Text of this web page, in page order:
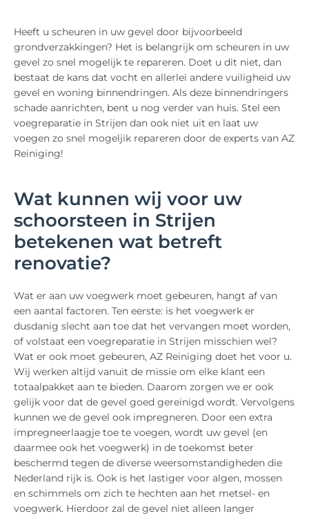
Heeft u scheuren in uw gevel door bijvoorbeeld
grondverzakkingen? Het is belangrijk om scheuren in uw
gevel zo snel mogelijk te repareren. Doet u dit niet, dan
bestaat de kans dat vocht en allerlei andere vuiligheid uw
gevel en woning binnendringen. Als deze binnendringers
schade aanrichten, bent u nog verder van huis. Stel een
voegreparatie in Strijen dan ook niet uit en laat uw
voegen zo snel mogeljik repareren door de experts van AZ
Reiniging!
Wat kunnen wij voor uw
schoorsteen in Strijen
betekenen wat betreft
renovatie?
Wat er aan uw voegwerk moet gebeuren, hangt af van
een aantal factoren. Ten eerste: is het voegwerk er
dusdanig slecht aan toe dat het vervangen moet worden,
of volstaat een voegreparatie in Strijen misschien wel?
Wat er ook moet gebeuren, AZ Reiniging doet het voor u.
Wij werken altijd vanuit de missie om elke klant een
totaalpakket aan te bieden. Daarom zorgen we er ook
gelijk voor dat de gevel goed gereinigd wordt. Vervolgens
kunnen we de gevel ook impregneren. Door een extra
impregneerlaagje toe te voegen, wordt uw gevel (en
daarmee ook het voegwerk) in de toekomst beter
beschermd tegen de diverse weersomstandigheden die
Nederland rijk is. Ook is het lastiger voor algen, mossen
en schimmels om zich te hechten aan het metsel- en
voegwerk. Hierdoor zal de gevel niet alleen langer